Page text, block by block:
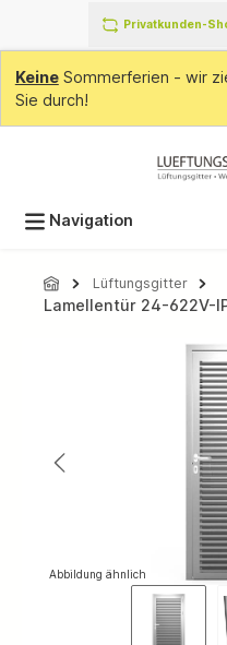
springen Privatkunden-
KeineSommerferien - wir
Sie durch!
Navigation
Lüftungsgitter
Lamellentür 24-622V-
Abbildung ähnlich